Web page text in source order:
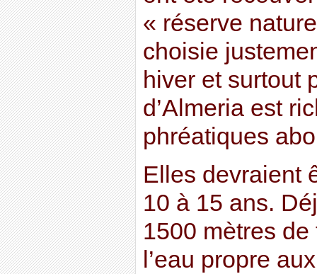
« réserve
choisie
hiver et surtout
d’Almeria est
phréatiques
Elles devraient
10 à 15 ans.
1500 mètres
l’eau propre